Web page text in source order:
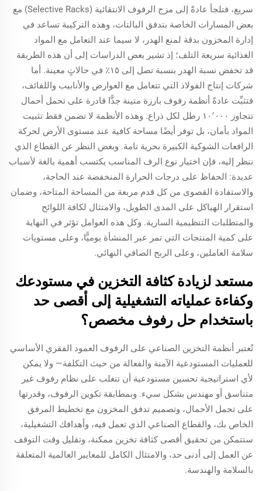
سريع، فتلجأ عادةً إلى مزج الرفوف الانتقائية (Selective Racks) مع
بعض المسارات الخاصة بتدفق البالتات، وهذه التركيبة تساعد في
إدارة المخزون بدقة لمنع الهدر، لا سيما عند التعامل مع المواد
الغذائية سريعة التلف؛ إذ تشير بعض الدراسات إلى أن هذه الطريقة
قد تخفض نسبة الهدر بنسبة تصل إلى ١٥٪ في حالاتٍ معينة. أما
شركات إنتاج الفولاذ التي تتعامل مع العوارض والأنابيب واللفائف،
فتثبِّت عادةً أنظمة رفوف بارزة متينة جدًّا قادرة على تحمل أحمال
تتجاوز ١٠٬٠٠٠ رطل لكل ذراع. وهذه الأنظمة لا تضمن فقط تثبيت
المواد بأمان، بل توفر أيضًا مساحة كافية عند مستوى الأرض لحركة
الرافعات الشوكية الكبيرة بحرية تامة. وبغض النظر عن القطاع الذي
ننظر إليه، فإن اختيار نوع الرف المناسب يكتسب أهمية بالغة لأسباب
عديدة: الحفاظ على درجات الحرارة المنخفضة عند الحاجة،
والاستفادة القصوى من كل قدم مربعة من المساحة المتاحة، وضمان
استقرار الهياكل على المدى الطويل، والامتثال لكافة اللوائح
والمتطلبات التنظيمية السارية. وكل هذه العوامل تؤثر في النهاية
على كمية المنتجات التي تمر عبر المنشأة يوميًّا، وعلى مستويات
سلامة العاملين، وعلى الربح الصافي النهائي.
مستعد لزيادة كثافة التخزين في مستودعك
وكفاءة عملياته التشغيلية إلى أقصى حد
باستخدام حل رفوف مخصص؟
تُعتبر أنظمة التخزين الصناعي على الرفوف العمود الفقري الأساسي
للعمليات المستودعية الآمنة والفعالة من حيث التكلفة— ولا يمكن
لأي استراتيجية تحسين مستودعية أن تتغلب على نظام رفوف غير
متناسق أو مهندس بشكل سيء. وبمطابقة تكوين الرفوف، وقدرتها
على تحمل الأحمال، وتصميم تدفق المخزون مع تخطيط المرفق
الخاص بك، والقطاع الصناعي الذي تعمل فيه، وأهدافك التشغيلية،
ستتمكن من تحقيق أقصى كثافة تخزين ممكنة، وتقليل وقت التوقف
عن العمل إلى أدنى حد، والامتثال الكامل للمعايير العالمية المتعلقة
بالسلامة والهندسة.